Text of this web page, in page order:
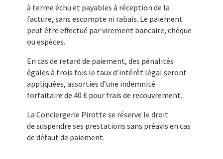
à terme échu et payables à réception de la
facture, sans escompte ni rabais. Le paiement
peut être effectué par virement bancaire, chèque
ou espèces.
En cas de retard de paiement, des pénalités
égales à trois fois le taux d’intérêt légal seront
appliquées, assorties d’une indemnité
forfaitaire de 40 € pour frais de recouvrement.
La Conciergerie Pirotte se réserve le droit
de suspendre ses prestations sans préavis en cas
de défaut de paiement.